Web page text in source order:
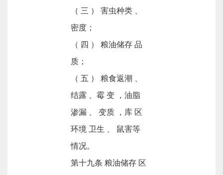
（ 三 ） 害虫种类 、
密度；
（ 四 ） 粮油储存 品
质；
（ 五 ） 粮食返潮 、
结露 、霉 变 ，油脂
渗漏 、 变质 ，库 区
环境 卫生 、 鼠害等
情况。
第十九条 粮油储存 区